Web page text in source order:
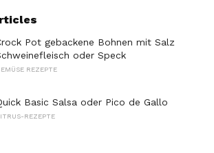
Pot gebackene Bohnen mit Salz
oder Speck
REZEPTE
Basic Salsa oder Pico de Gallo
REZEPTE